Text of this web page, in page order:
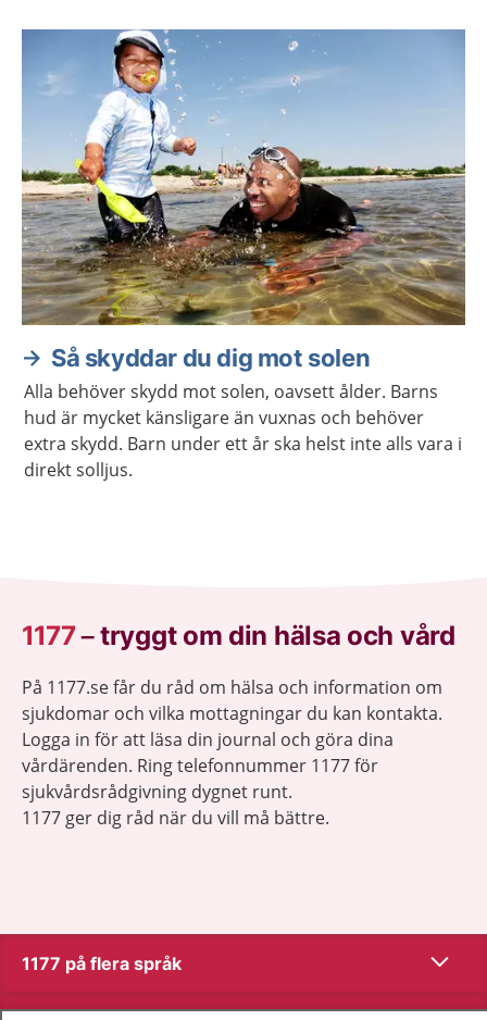
Så skyddar du dig mot solen
Alla behöver skydd mot solen, oavsett ålder. Barns
hud är mycket känsligare än vuxnas och behöver
extra skydd. Barn under ett år ska helst inte alls vara i
direkt solljus.
1177–tryggt om din hälsa och vård
På 1177.se får du råd om hälsa och information om
sjukdomar och vilka mottagningar du kan kontakta.
Logga in för att läsa din journal och göra dina
vårdärenden. Ring telefonnummer 1177 för
sjukvårdsrådgivning dygnet runt.
1177 ger dig råd när du vill må bättre.
1177 på flera språk Visa
Visa